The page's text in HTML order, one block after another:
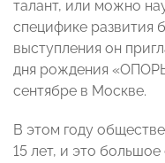
талант, или можно
специфике развития
выступления он
дня рождения
сентябре в Москве.
В этом году
15 лет, и это